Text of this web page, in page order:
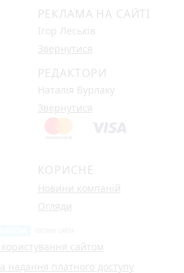
РЕКЛАМА НА САЙТІ
Ігор Леськів
Звернутися
РЕДАКТОРИ
Наталія Бурлаку
Звернутися
КОРИСНЕ
Новини компаній
Огляди
сайтом
надання платного доступу